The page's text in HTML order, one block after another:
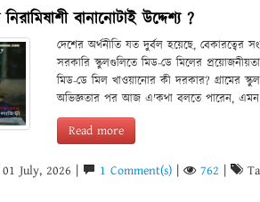
বানানোটাই উদ্দেশ্য ?
দেশের অর্থনীতি যত দুর্বল হয়েছে, বেকারত্বের
সরকারি স্কুলগুলিতে মিড-ডে মিলের
মিড-ডে মিল খাওয়ানোর কী দরকার? গ্রামের
অভিজ্ঞতার পর আজ এ'কথা বলতে পারেন, এমন
Read more
01 July, 2026 | 1 Comment(s) 762